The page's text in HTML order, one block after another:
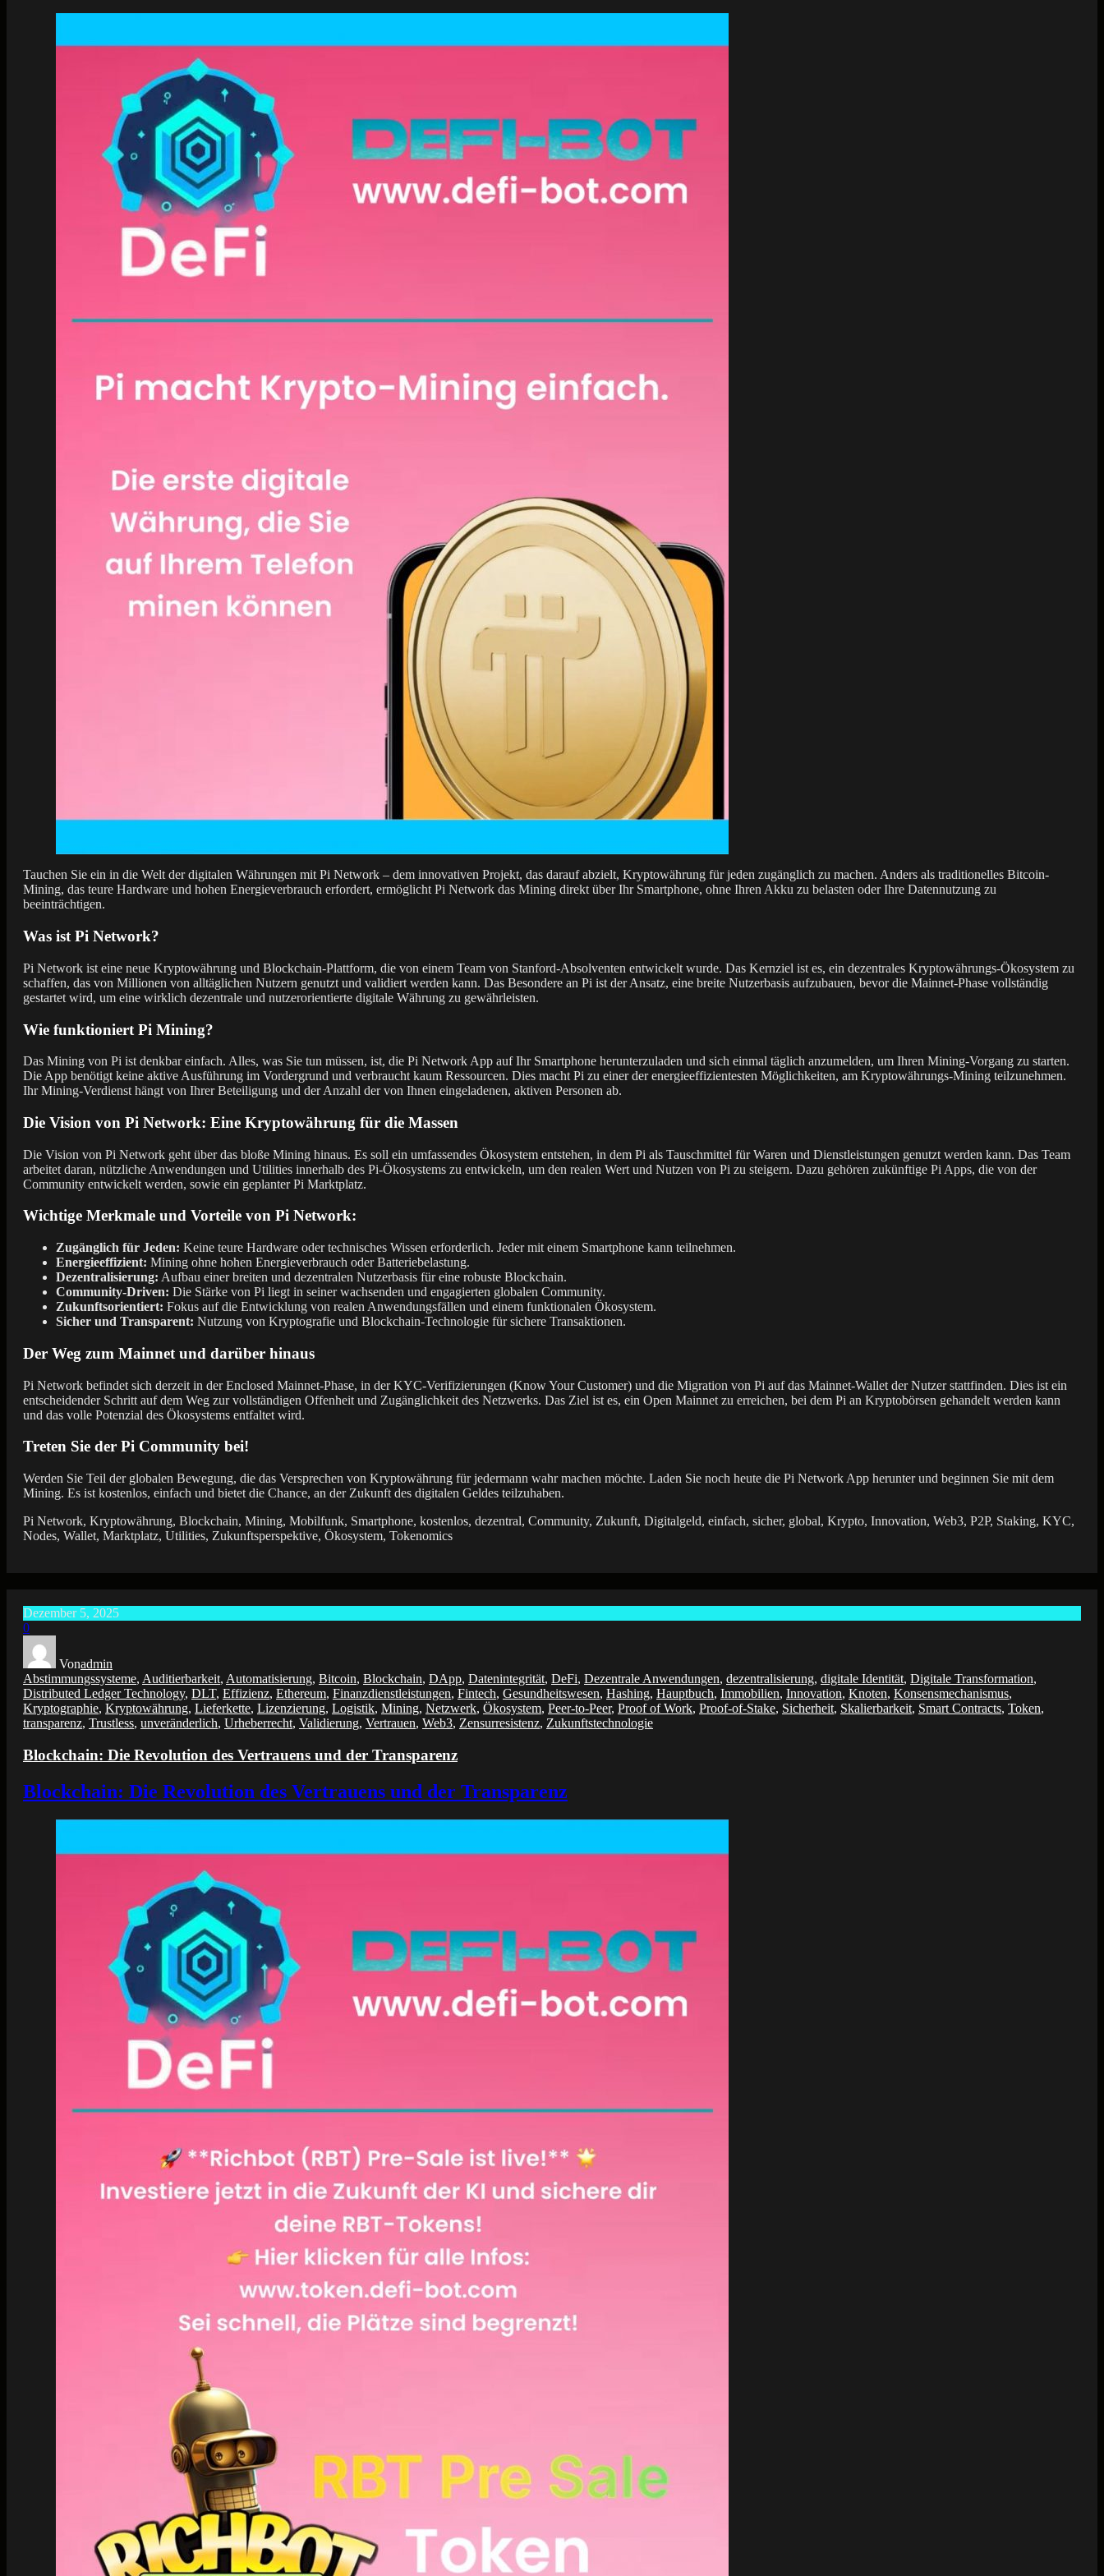
Tauchen Sie ein in die Welt der digitalen Währungen mit Pi Network – dem innovativen Projekt, das darauf abzielt, Kryptowährung für jeden zugänglich zu machen. Anders als traditionelles Bitcoin-
Mining, das teure Hardware und hohen Energieverbrauch erfordert, ermöglicht Pi Network das Mining direkt über Ihr Smartphone, ohne Ihren Akku zu belasten oder Ihre Datennutzung zu
beeinträchtigen.
Was ist Pi Network?
Pi Network ist eine neue Kryptowährung und Blockchain-Plattform, die von einem Team von Stanford-Absolventen entwickelt wurde. Das Kernziel ist es, ein dezentrales Kryptowährungs-Ökosystem zu
schaffen, das von Millionen von alltäglichen Nutzern genutzt und validiert werden kann. Das Besondere an Pi ist der Ansatz, eine breite Nutzerbasis aufzubauen, bevor die Mainnet-Phase vollständig
gestartet wird, um eine wirklich dezentrale und nutzerorientierte digitale Währung zu gewährleisten.
Wie funktioniert Pi Mining?
Das Mining von Pi ist denkbar einfach. Alles, was Sie tun müssen, ist, die Pi Network App auf Ihr Smartphone herunterzuladen und sich einmal täglich anzumelden, um Ihren Mining-Vorgang zu starten.
Die App benötigt keine aktive Ausführung im Vordergrund und verbraucht kaum Ressourcen. Dies macht Pi zu einer der energieeffizientesten Möglichkeiten, am Kryptowährungs-Mining teilzunehmen.
Ihr Mining-Verdienst hängt von Ihrer Beteiligung und der Anzahl der von Ihnen eingeladenen, aktiven Personen ab.
Die Vision von Pi Network: Eine Kryptowährung für die Massen
Die Vision von Pi Network geht über das bloße Mining hinaus. Es soll ein umfassendes Ökosystem entstehen, in dem Pi als Tauschmittel für Waren und Dienstleistungen genutzt werden kann. Das Team
arbeitet daran, nützliche Anwendungen und Utilities innerhalb des Pi-Ökosystems zu entwickeln, um den realen Wert und Nutzen von Pi zu steigern. Dazu gehören zukünftige Pi Apps, die von der
Community entwickelt werden, sowie ein geplanter Pi Marktplatz.
Wichtige Merkmale und Vorteile von Pi Network:
Zugänglich für Jeden: Keine teure Hardware oder technisches Wissen erforderlich. Jeder mit einem Smartphone kann teilnehmen.
Energieeffizient: Mining ohne hohen Energieverbrauch oder Batteriebelastung.
Dezentralisierung: Aufbau einer breiten und dezentralen Nutzerbasis für eine robuste Blockchain.
Community-Driven: Die Stärke von Pi liegt in seiner wachsenden und engagierten globalen Community.
Zukunftsorientiert: Fokus auf die Entwicklung von realen Anwendungsfällen und einem funktionalen Ökosystem.
Sicher und Transparent: Nutzung von Kryptografie und Blockchain-Technologie für sichere Transaktionen.
Der Weg zum Mainnet und darüber hinaus
Pi Network befindet sich derzeit in der Enclosed Mainnet-Phase, in der KYC-Verifizierungen (Know Your Customer) und die Migration von Pi auf das Mainnet-Wallet der Nutzer stattfinden. Dies ist ein
entscheidender Schritt auf dem Weg zur vollständigen Offenheit und Zugänglichkeit des Netzwerks. Das Ziel ist es, ein Open Mainnet zu erreichen, bei dem Pi an Kryptobörsen gehandelt werden kann
und das volle Potenzial des Ökosystems entfaltet wird.
Treten Sie der Pi Community bei!
Werden Sie Teil der globalen Bewegung, die das Versprechen von Kryptowährung für jedermann wahr machen möchte. Laden Sie noch heute die Pi Network App herunter und beginnen Sie mit dem
Mining. Es ist kostenlos, einfach und bietet die Chance, an der Zukunft des digitalen Geldes teilzuhaben.
Pi Network, Kryptowährung, Blockchain, Mining, Mobilfunk, Smartphone, kostenlos, dezentral, Community, Zukunft, Digitalgeld, einfach, sicher, global, Krypto, Innovation, Web3, P2P, Staking, KYC,
Nodes, Wallet, Marktplatz, Utilities, Zukunftsperspektive, Ökosystem, Tokenomics
Dezember 5, 2025
0
Vonadmin
Abstimmungssysteme, Auditierbarkeit, Automatisierung, Bitcoin, Blockchain, DApp, Datenintegrität, DeFi, Dezentrale Anwendungen, dezentralisierung, digitale Identität, Digitale Transformation,
Distributed Ledger Technology, DLT, Effizienz, Ethereum, Finanzdienstleistungen, Fintech, Gesundheitswesen, Hashing, Hauptbuch, Immobilien, Innovation, Knoten, Konsensmechanismus,
Kryptographie, Kryptowährung, Lieferkette, Lizenzierung, Logistik, Mining, Netzwerk, Ökosystem, Peer-to-Peer, Proof of Work, Proof-of-Stake, Sicherheit, Skalierbarkeit, Smart Contracts, Token,
transparenz, Trustless, unveränderlich, Urheberrecht, Validierung, Vertrauen, Web3, Zensurresistenz, Zukunftstechnologie
Blockchain: Die Revolution des Vertrauens und der Transparenz
Blockchain: Die Revolution des Vertrauens und der Transparenz